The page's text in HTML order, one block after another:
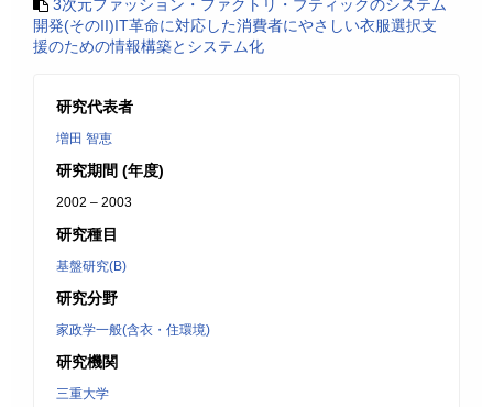
3次元ファッション・ファクトリ・ブティックのシステム
開発(そのII)IT革命に対応した消費者にやさしい衣服選択支
援のための情報構築とシステム化
研究代表者
増田 智恵
研究期間 (年度)
2002 – 2003
研究種目
基盤研究(B)
研究分野
家政学一般(含衣・住環境)
研究機関
三重大学